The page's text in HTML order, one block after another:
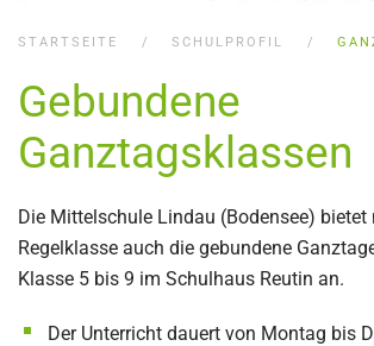
STARTSEITE SCHULPROFIL
Gebundene
Ganztagsklassen
Die Mittelschule Lindau (Bodensee) bietet
Regelklasse auch die gebundene
Klasse 5 bis 9 im Schulhaus Reutin an.
Der Unterricht dauert von Montag bis